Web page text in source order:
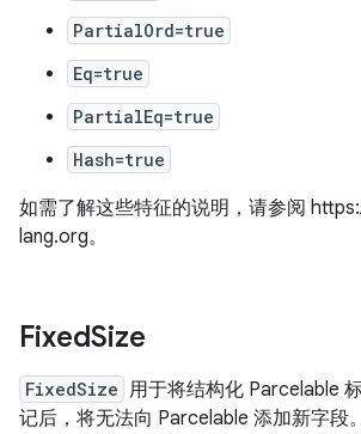
PartialOrd=true
Eq=true
PartialEq=true
Hash=true
如需了解这些特征的说明，请参阅
lang.org。
FixedSize
FixedSize 用于将结构化 Parcelable
记后，将无法向 Parcelable 添加新字段